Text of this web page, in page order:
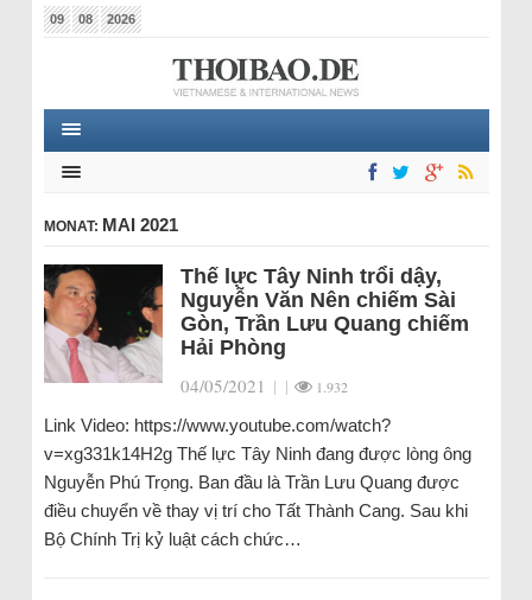
09 08 2026
MONAT: MAI 2021
Thế lực Tây Ninh trổi dậy,
Nguyễn Văn Nên chiếm Sài
Gòn, Trần Lưu Quang chiếm
Hải Phòng
04/05/2021 | | 1.932
Link Video: https://www.youtube.com/watch?
v=xg331k14H2g Thế lực Tây Ninh đang được lòng ông
Nguyễn Phú Trọng. Ban đầu là Trần Lưu Quang được
điều chuyển về thay vị trí cho Tất Thành Cang. Sau khi
Bộ Chính Trị kỷ luật cách chức…